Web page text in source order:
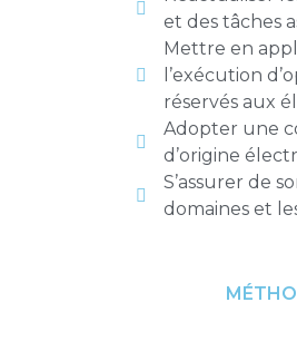
et des tâches
Mettre en
l’exécution
réservés aux
Adopter une
d’origine
S’assurer de
domaines et